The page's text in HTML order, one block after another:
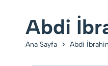
Abdi
Ana Sayfa Abdi